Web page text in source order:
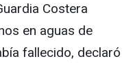
Costera
en aguas de
fallecido, declaró